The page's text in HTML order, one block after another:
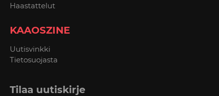
Haastattelut
KAAOSZINE
Uutisvinkki
Tietosuojasta
Tilaa uutiskirje